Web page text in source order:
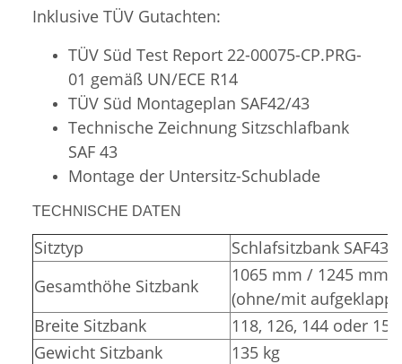
Inklusive TÜV Gutachten:
TÜV Süd Test Report 22-00075-CP.PRG-
01 gemäß UN/ECE R14
TÜV Süd Montageplan SAF42/43
Technische Zeichnung Sitzschlafbank
SAF 43
Montage der Untersitz-Schublade
TECHNISCHE DATEN
Sitztyp
Schlafsitzbank SAF43
Gesamthöhe Sitzbank
1065 mm / 1245 mm
(ohne/mit
Breite Sitzbank
118, 126, 144 oder
Gewicht Sitzbank
135 kg